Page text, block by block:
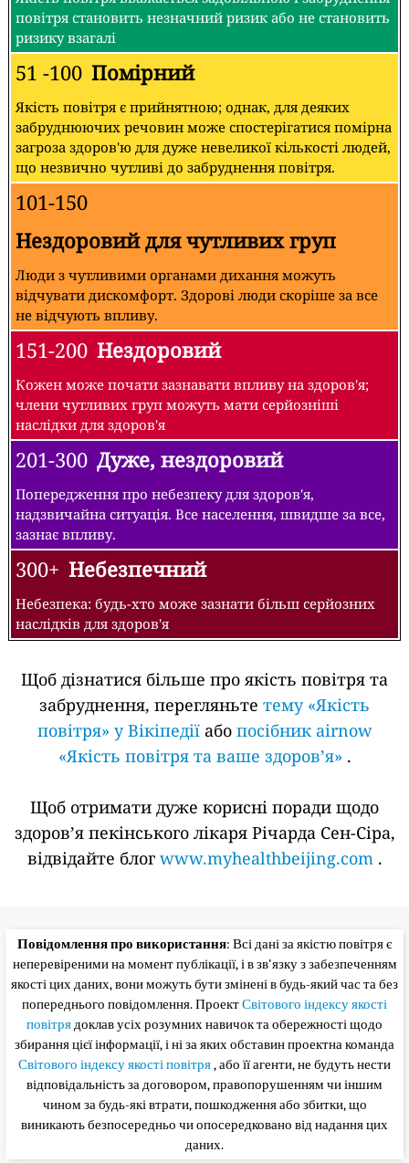
повітря становить незначний ризик або не становить
ризику взагалі
51 -100 Помірний
Якість повітря є прийнятною; однак, для деяких
забруднюючих речовин може спостерігатися помірна
загроза здоров'ю для дуже невеликої кількості людей,
що незвично чутливі до забруднення повітря.
101-150
Нездоровий для чутливих груп
Люди з чутливими органами дихання можуть
відчувати дискомфорт. Здорові люди скоріше за все
не відчують впливу.
151-200 Нездоровий
Кожен може почати зазнавати впливу на здоров'я;
члени чутливих груп можуть мати серйозніші
наслідки для здоров'я
201-300 Дуже, нездоровий
Попередження про небезпеку для здоров'я,
надзвичайна ситуація. Все населення, швидше за все,
зазнає впливу.
300+ Небезпечний
Небезпека: будь-хто може зазнати більш серйозних
наслідків для здоров'я
Щоб дізнатися більше про якість повітря та
забруднення, перегляньте тему «Якість
повітря» у Вікіпедіїабо посібник airnow
«Якість повітря та ваше здоров’я» .
Щоб отримати дуже корисні поради щодо
здоров’я пекінського лікаря Річарда Сен-Сіра,
відвідайте блог www.myhealthbeijing.com.
Повідомлення про використання: Всі дані за якістю повітря є
неперевіреними на момент публікації, і в зв'язку з забезпеченням
якості цих даних, вони можуть бути змінені в будь-який час та без
попереднього повідомлення. ПроектСвітового індексу якості
повітрядоклав усіх розумних навичок та обережності щодо
збирання цієї інформації, і ні за яких обставин проектна команда
Світового індексу якості повітря, або її агенти, не будуть нести
відповідальність за договором, правопорушенням чи іншим
чином за будь-які втрати, пошкодження або збитки, що
виникають безпосередньо чи опосередковано від надання цих
даних.